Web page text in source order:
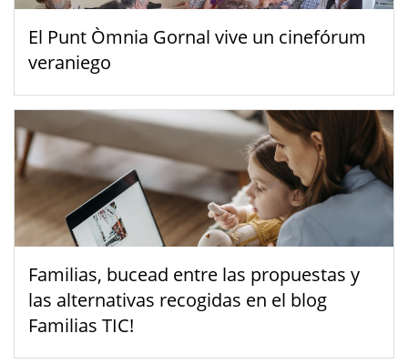
El Punt Òmnia Gornal vive un cinefórum
veraniego
Familias, bucead entre las propuestas y
las alternativas recogidas en el blog
Familias TIC!